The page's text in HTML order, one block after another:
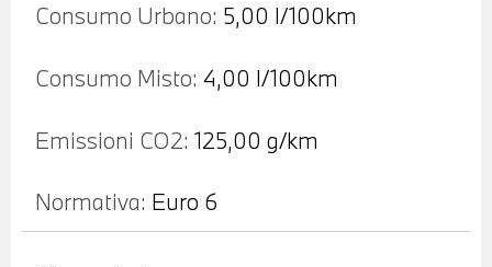
Consumo Urbano: 5,00 l/100km
Consumo Misto: 4,00 l/100km
Emissioni CO2: 125,00 g/km
Normativa: Euro 6